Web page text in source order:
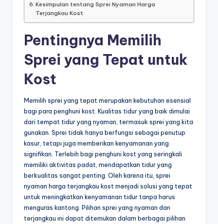
Kesimpulan tentang Sprei Nyaman Harga
Terjangkau Kost
Pentingnya Memilih
Sprei yang Tepat untuk
Kost
Memilih sprei yang tepat merupakan kebutuhan esensial
bagi para penghuni kost. Kualitas tidur yang baik dimulai
dari tempat tidur yang nyaman, termasuk sprei yang kita
gunakan. Sprei tidak hanya berfungsi sebagai penutup
kasur, tetapi juga memberikan kenyamanan yang
signifikan. Terlebih bagi penghuni kost yang seringkali
memiliki aktivitas padat, mendapatkan tidur yang
berkualitas sangat penting. Oleh karena itu, sprei
nyaman harga terjangkau kost menjadi solusi yang tepat
untuk meningkatkan kenyamanan tidur tanpa harus
menguras kantong. Pilihan sprei yang nyaman dan
terjangkau ini dapat ditemukan dalam berbagai pilihan